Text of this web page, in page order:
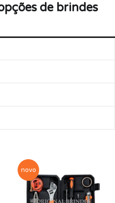
de brindes
novo